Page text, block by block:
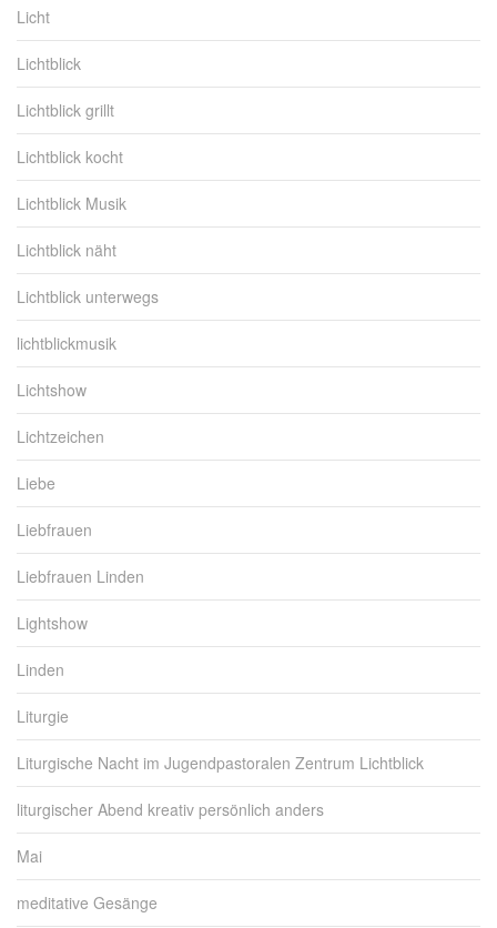
Licht
Lichtblick
Lichtblick grillt
Lichtblick kocht
Lichtblick Musik
Lichtblick näht
Lichtblick unterwegs
lichtblickmusik
Lichtshow
Lichtzeichen
Liebe
Liebfrauen
Liebfrauen Linden
Lightshow
Linden
Liturgie
Liturgische Nacht im Jugendpastoralen Zentrum Lichtblick
liturgischer Abend kreativ persönlich anders
Mai
meditative Gesänge